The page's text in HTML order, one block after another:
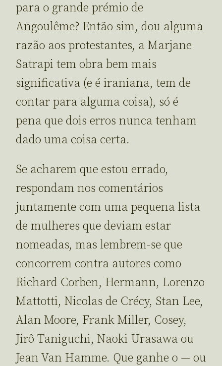
para o grande prémio de
Angoulême? Então sim, dou alguma
razão aos protestantes, a Marjane
Satrapi tem obra bem mais
significativa (e é iraniana, tem de
contar para alguma coisa), só é
pena que dois erros nunca tenham
dado uma coisa certa.
Se acharem que estou errado,
respondam nos comentários
juntamente com uma pequena lista
de mulheres que deviam estar
nomeadas, mas lembrem-se que
concorrem contra autores como
Richard Corben, Hermann, Lorenzo
Mattotti, Nicolas de Crécy, Stan Lee,
Alan Moore, Frank Miller, Cosey,
Jirô Taniguchi, Naoki Urasawa ou
Jean Van Hamme. Que ganhe o — ou